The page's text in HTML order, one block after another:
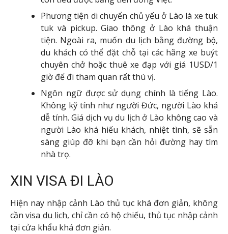
Phương tiện di chuyển chủ yếu ở Lào là xe tuk
tuk và pickup. Giao thông ở Lào khá thuận
tiện. Ngoài ra, muốn du lịch bằng đường bộ,
du khách có thể đặt chỗ tại các hãng xe buýt
chuyên chở hoặc thuê xe đạp với giá 1USD/1
giờ để đi tham quan rất thú vị.
Ngôn ngữ được sử dụng chính là tiếng Lào.
Không kỹ tính như người Đức, người Lào khá
dễ tính. Giá dịch vụ du lịch ở Lào không cao và
người Lào khá hiếu khách, nhiệt tình, sẽ sẵn
sàng giúp đỡ khi bạn cần hỏi đường hay tìm
nhà trọ.
XIN VISA ĐI LÀO
Hiện nay nhập cảnh Lào thủ tục khá đơn giản, không
cầnvisa du lich, chỉ cần có hộ chiếu, thủ tục nhập cảnh
tại cửa khẩu khá đơn giản.